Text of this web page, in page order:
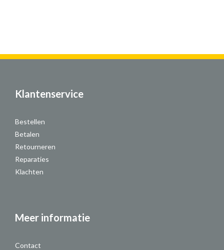
Klantenservice
Bestellen
Betalen
Retourneren
Reparaties
Klachten
Meer informatie
Contact